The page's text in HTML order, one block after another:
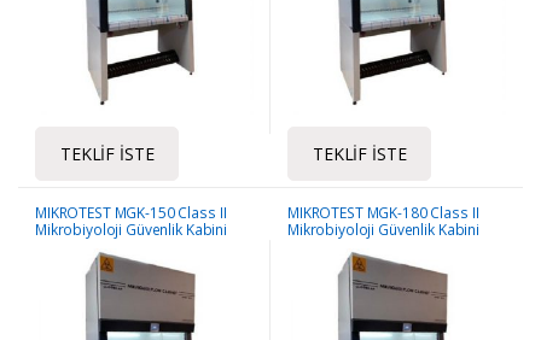
TEKLIF İSTE TEKLIF İSTE
MIKROTEST MGK-150 Class II
Mikrobiyoloji Güvenlik Kabini
MIKROTEST MGK-180 Class II
Mikrobiyoloji Güvenlik Kabini